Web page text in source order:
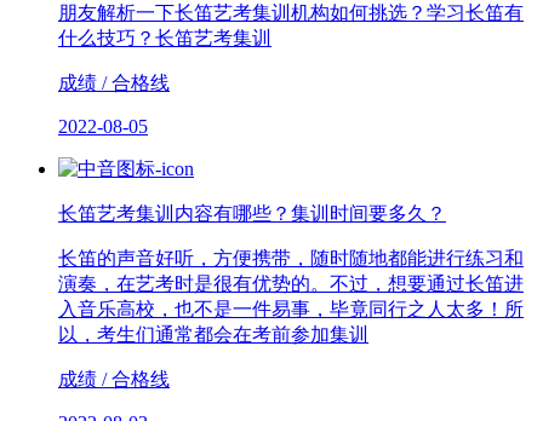
朋友解析一下长笛艺考集训机构如何挑选？学习长笛有
什么技巧？长笛艺考集训
成绩 / 合格线
2022-08-05
长笛艺考集训内容有哪些？集训时间要多久？
长笛的声音好听，方便携带，随时随地都能进行练习和
演奏，在艺考时是很有优势的。不过，想要通过长笛进
入音乐高校，也不是一件易事，毕竟同行之人太多！所
以，考生们通常都会在考前参加集训
成绩 / 合格线